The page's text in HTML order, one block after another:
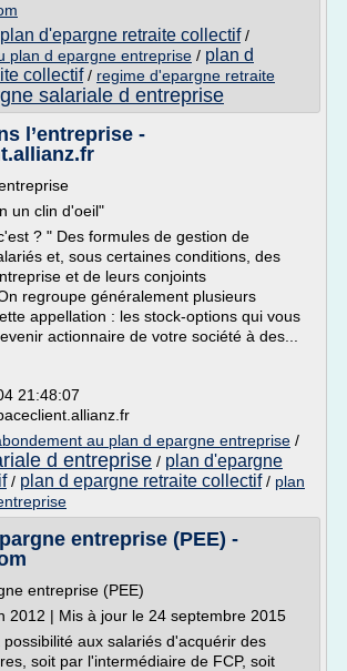
plan d'epargne retraite collectif/
plan d epargne entreprise / plan d
collectif/ regime d'epargne retraite
salariale d entreprise
l’entreprise -
un clin d'oeil"
? " Des formules de gestion de
et, sous certaines conditions, des
et de leurs conjoints
regroupe généralement plusieurs
appellation : les stock-options qui vous
actionnaire de votre société à des...
21:48:07
au plan d epargne entreprise /
d entreprise / plan d'epargne
/ plan d epargne retraite collectif/ plan
entreprise (PEE) -
entreprise (PEE)
2012 | Mis à jour le 24 septembre 2015
possibilité aux salariés d'acquérir des
soit par l'intermédiaire de FCP, soit